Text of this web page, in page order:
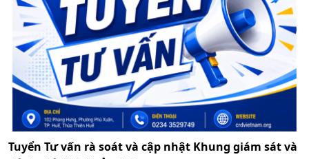
Tuyển Tư vấn rà soát và cập nhật Khung giám sát và